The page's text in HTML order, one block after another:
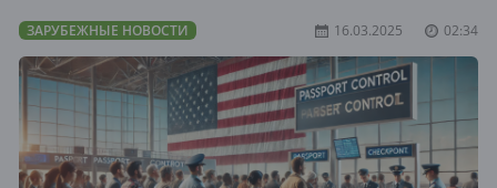
ЗАРУБЕЖНЫЕ НОВОСТИ 16.03.2025 02:34